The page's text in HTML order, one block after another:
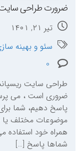
ضرورت طراحی
تیر ۲۱, ۱۴۰۱
سئو و بهینه
طراحی سایت
ضروری است ، می
پاسخ دهیم، شما
موضوعات مختلف یا
همراه خود استفاده
شما­ها پاسخ […]